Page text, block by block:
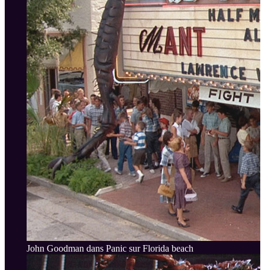
John Goodman dans Panic sur Florida beach